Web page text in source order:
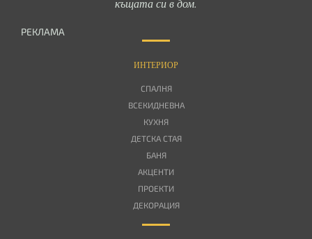
РЕКЛАМА
ИНТЕРИОР
СПАЛНЯ
ВСЕКИДНЕВНА
КУХНЯ
ДЕТСКА СТАЯ
БАНЯ
АКЦЕНТИ
ПРОЕКТИ
ДЕКОРАЦИЯ